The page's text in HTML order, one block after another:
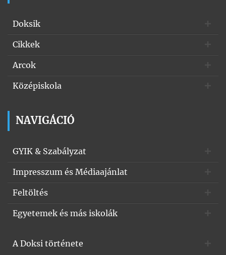
Doksik
Cikkek
Arcok
Középiskola
NAVIGÁCIÓ
GYIK & Szabályzat
Impresszum és Médiaajánlat
Feltöltés
Egyetemek és más iskolák
A Doksi története